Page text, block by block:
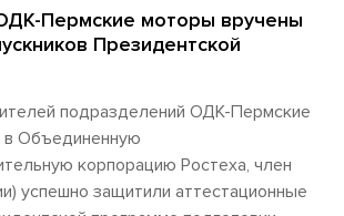
Пермские моторы вручены
Президентской
подразделений ОДК-Пермские
в Объединенную
корпорацию Ростеха, член
успешно защитили аттестационные